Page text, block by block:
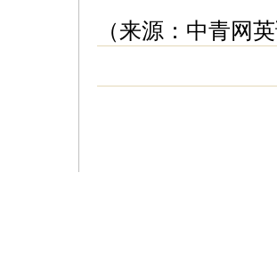
（来源：中青网